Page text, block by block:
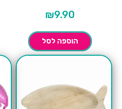
₪9.90
הוספה לסל